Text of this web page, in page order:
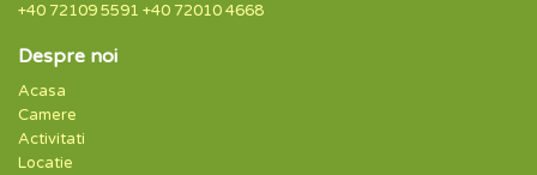
+40 72109 5591 +40 72010 4668
Despre noi
Acasa
Camere
Activitati
Locatie